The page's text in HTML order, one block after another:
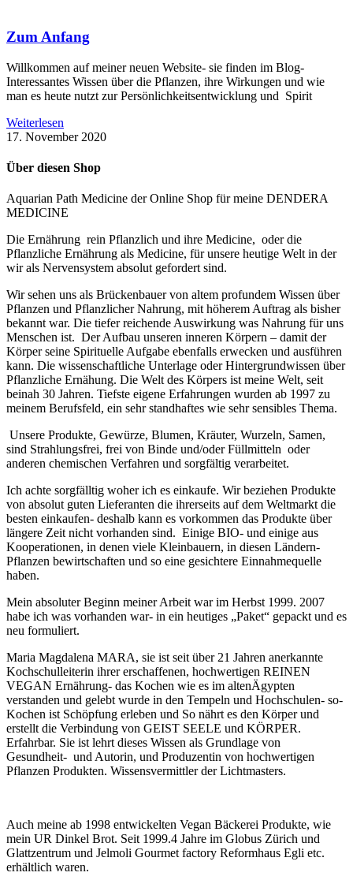
Zum Anfang
Willkommen auf meiner neuen Website- sie finden im Blog-
Interessantes Wissen über die Pflanzen, ihre Wirkungen und wie
man es heute nutzt zur Persönlichkeitsentwicklung und Spirit
Weiterlesen
17. November 2020
Über diesen Shop
Aquarian Path Medicine der Online Shop für meine DENDERA
MEDICINE
Die Ernährung rein Pflanzlich und ihre Medicine, oder die
Pflanzliche Ernährung als Medicine, für unsere heutige Welt in der
wir als Nervensystem absolut gefordert sind.
Wir sehen uns als Brückenbauer von altem profundem Wissen über
Pflanzen und Pflanzlicher Nahrung, mit höherem Auftrag als bisher
bekannt war. Die tiefer reichende Auswirkung was Nahrung für uns
Menschen ist. Der Aufbau unseren inneren Körpern – damit der
Körper seine Spirituelle Aufgabe ebenfalls erwecken und ausführen
kann. Die wissenschaftliche Unterlage oder Hintergrundwissen über
Pflanzliche Ernähung. Die Welt des Körpers ist meine Welt, seit
beinah 30 Jahren. Tiefste eigene Erfahrungen wurden ab 1997 zu
meinem Berufsfeld, ein sehr standhaftes wie sehr sensibles Thema.
Unsere Produkte, Gewürze, Blumen, Kräuter, Wurzeln, Samen,
sind Strahlungsfrei, frei von Binde und/oder Füllmitteln oder
anderen chemischen Verfahren und sorgfältig verarbeitet.
Ich achte sorgfälltig woher ich es einkaufe. Wir beziehen Produkte
von absolut guten Lieferanten die ihrerseits auf dem Weltmarkt die
besten einkaufen- deshalb kann es vorkommen das Produkte über
längere Zeit nicht vorhanden sind. Einige BIO- und einige aus
Kooperationen, in denen viele Kleinbauern, in diesen Ländern-
Pflanzen bewirtschaften und so eine gesichtere Einnahmequelle
haben.
Mein absoluter Beginn meiner Arbeit war im Herbst 1999. 2007
habe ich was vorhanden war- in ein heutiges „Paket“ gepackt und es
neu formuliert.
Maria Magdalena MARA, sie ist seit über 21 Jahren anerkannte
Kochschulleiterin ihrer erschaffenen, hochwertigen REINEN
VEGAN Ernährung- das Kochen wie es im altenÄgypten
verstanden und gelebt wurde in den Tempeln und Hochschulen- so-
Kochen ist Schöpfung erleben und So nährt es den Körper und
erstellt die Verbindung von GEIST SEELE und KÖRPER.
Erfahrbar. Sie ist lehrt dieses Wissen als Grundlage von
Gesundheit- und Autorin, und Produzentin von hochwertigen
Pflanzen Produkten. Wissensvermittler der Lichtmasters.
Auch meine ab 1998 entwickelten Vegan Bäckerei Produkte, wie
mein UR Dinkel Brot. Seit 1999.4 Jahre im Globus Zürich und
Glattzentrum und Jelmoli Gourmet factory Reformhaus Egli etc.
erhältlich waren.